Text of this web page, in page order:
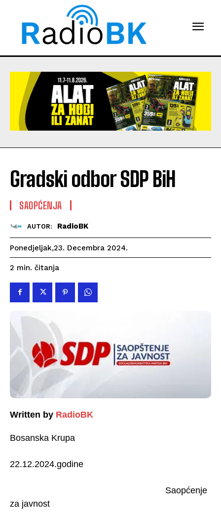
Gradski odbor SDP BiH
SAOPĆENJA
AUTOR: RadioBK
Ponedjeljak,23. Decembra 2024.
2 min. čitanja
Written by RadioBK
Bosanska Krupa
22.12.2024.godine
Saopćenje
za javnost